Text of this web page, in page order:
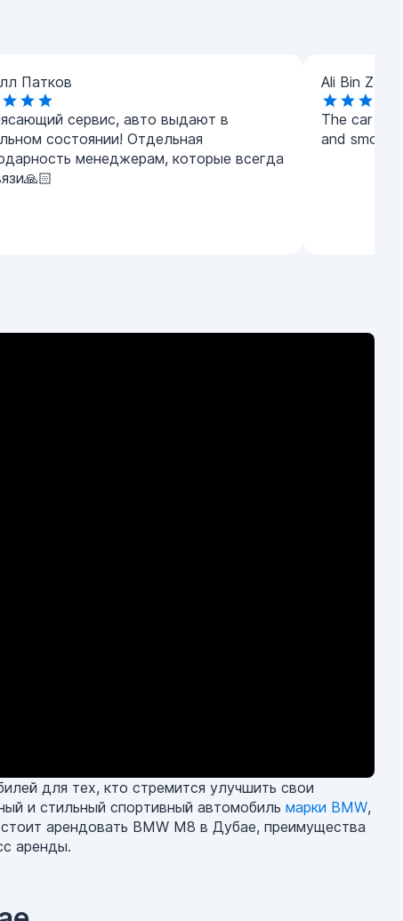
Патков
сервис, авто выдают в
состоянии! Отдельная
менеджерам, которые всегда
Ali Bin
The car
and smooth.
для тех, кто стремится улучшить свои
и стильный спортивный автомобиль марки BMW,
арендовать BMW M8 в Дубае, преимущества
аренды.